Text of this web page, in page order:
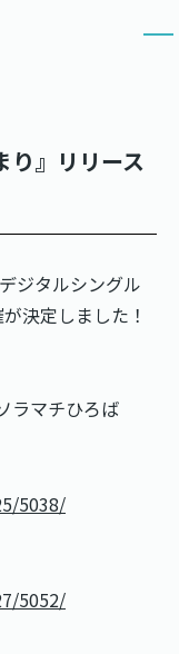
り』リリース
ジタルシングル
決定しました！
ラマチひろば
5038/
5052/